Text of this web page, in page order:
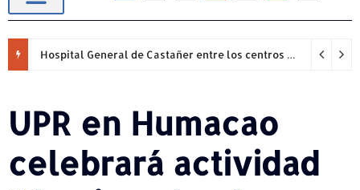
Hospital General de Castañer entre los centros de salud comunitarios con mejor desempeño clínico de Estados Unidos
UPR en Humacao
celebrará actividad